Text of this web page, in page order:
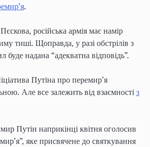
.
російська армія має намір
тиші. Щоправда, у разі обстрілів з
буде надана “адекватна відповідь”.
Путіна про перемир’я
Але все залежить від взаємності з
Путін наприкінці квітня оголосив
яке присвячене до святкування